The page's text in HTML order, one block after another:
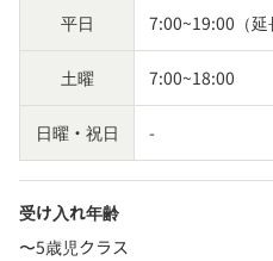
平日 7:00~19:00（延
土曜 7:00~18:00
日曜・祝日 -
受け入れ年齢
〜5歳児クラス